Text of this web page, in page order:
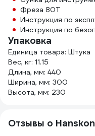
Фреза 80Т
Инструкция по
Инструкция по
Упаковка
Единица товара: Штука
Вес, кг: 11.15
Длина, мм: 440
Ширина, мм: 300
Высота, мм: 230
Отзывы о